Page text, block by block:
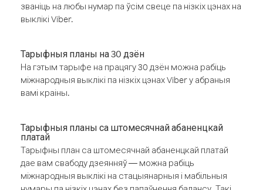
званіць на любы нумар па ўсім свеце па нізкіх цэнах на
выклікі Viber.
Тарыфныя планы на 30 дзён
На гэтым тарыфе на працягу 30 дзён можна рабіць
міжнародныя выклікі па нізкіх цэнах Viber у абраныя
вамі краіны.
Тарыфныя планы са штомесячнай абаненцкай
платай
Тарыфны план са штомесячнай абаненцкай платай
дае вам свабоду дзеянняў — можна рабіць
міжнародныя выклікі на стацыянарныя і мабільныя